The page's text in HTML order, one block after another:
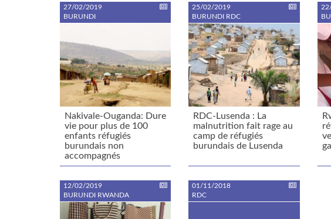
27/02/2019
BURUNDI
Nakivale-Ouganda: Dure
vie pour plus de 100
enfants réfugiés
burundais non
accompagnés
25/02/2019
BURUNDI RDC
RDC-Lusenda : La
malnutrition fait rage au
camp de réfugiés
burundais de Lusenda
12/02/2019
BURUNDI RWANDA
01/11/2018
RDC